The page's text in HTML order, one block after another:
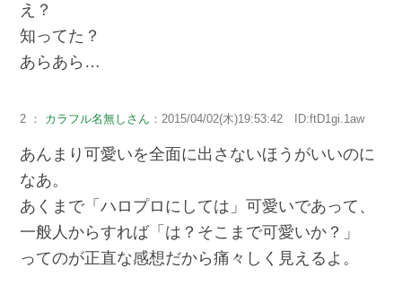
え？
知ってた？
あらあら…
2 ： カラフル名無しさん ：2015/04/02(木)19:53:42 ID:ftD1gi.1aw
あんまり可愛いを全面に出さないほうがいいのに
なあ。
あくまで「ハロプロにしては」可愛いであって、
一般人からすれば「は？そこまで可愛いか？」
ってのが正直な感想だから痛々しく見えるよ。